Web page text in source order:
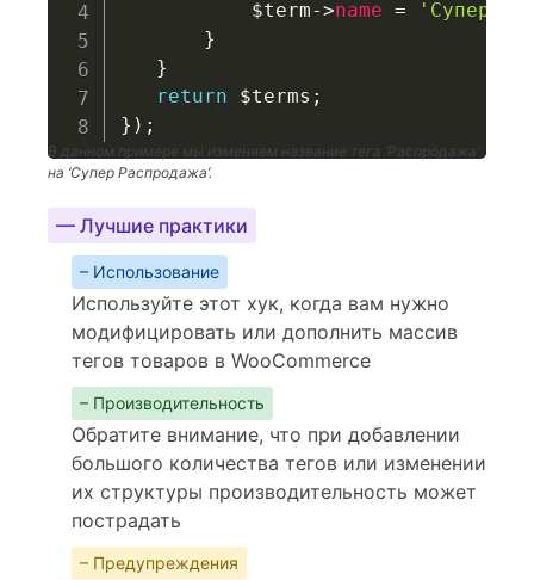
$term->name =
'Супер
}
}
return
$terms ;
} ) ;
В данном примере мы изменяем название тега ‘Распродажа’
на ‘Супер Распродажа’.
— Лучшие практики
– Использование
Используйте этот хук, когда вам нужно
модифицировать или дополнить массив
тегов товаров в WooCommerce
– Производительность
Обратите внимание, что при добавлении
большого количества тегов или изменении
их структуры производительность может
пострадать
– Предупреждения